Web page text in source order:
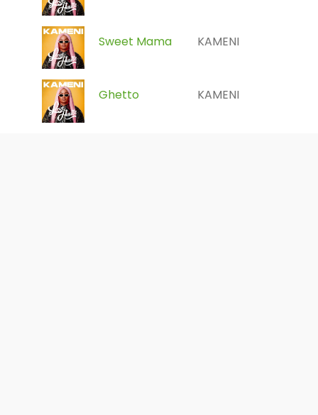
Sweet Mama KAMENI
Ghetto KAMENI